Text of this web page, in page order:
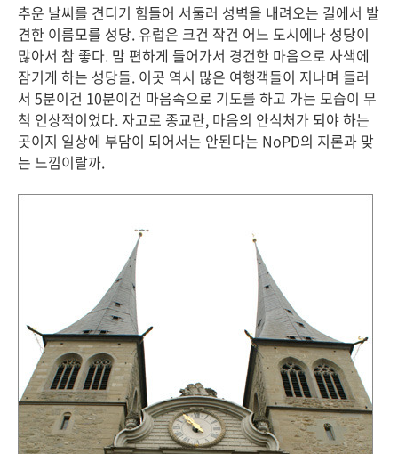
추운 날씨를 견디기 힘들어 서둘러 성벽을 내려오는 길에서 발
견한 이름모를 성당. 유럽은 크건 작건 어느 도시에나 성당이
많아서 참 좋다. 맘 편하게 들어가서 경건한 마음으로 사색에
잠기게 하는 성당들. 이곳 역시 많은 여행객들이 지나며 들러
서 5분이건 10분이건 마음속으로 기도를 하고 가는 모습이 무
척 인상적이었다. 자고로 종교란, 마음의 안식처가 되야 하는
곳이지 일상에 부담이 되어서는 안된다는 NoPD의 지론과 맞
는 느낌이랄까.